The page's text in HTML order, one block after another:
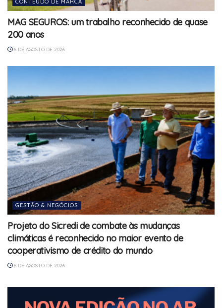
CONTEÚDO DE MARCA
MAG SEGUROS: um trabalho reconhecido de quase
200 anos
6 DE AGOSTO DE 2026
GESTÃO & NEGÓCIOS
Projeto do Sicredi de combate às mudanças
climáticas é reconhecido no maior evento de
cooperativismo de crédito do mundo
6 DE AGOSTO DE 2026